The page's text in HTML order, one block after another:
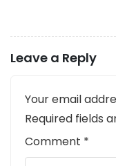
Leave a Reply
Your email
Required fields
Comment *